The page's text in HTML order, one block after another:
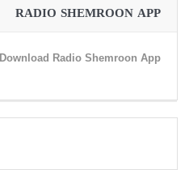
RADIO SHEMROON APP
Download Radio Shemroon App